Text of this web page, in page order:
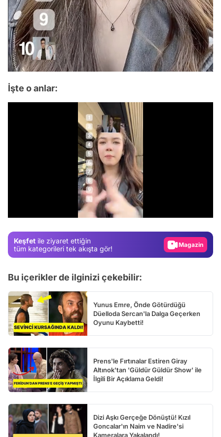
İşte o anlar:
Keşfet ile ziyaret ettiğin
tüm kategorileri tek akışta gör!
Gündem
Magazin
Video
Bu içerikler de ilginizi çekebilir:
Yunus Emre, Önde Götürdüğü
Düelloda Sercan'la Dalga Geçerken
Oyunu Kaybetti!
Prens'le Fırtınalar Estiren Giray
Altınok'tan 'Güldür Güldür Show' ile
İlgili Bir Açıklama Geldi!
Dizi Aşkı Gerçeğe Dönüştü! Kızıl
Goncalar'ın Naim ve Nadire'si
Kameralara Yakalandı!